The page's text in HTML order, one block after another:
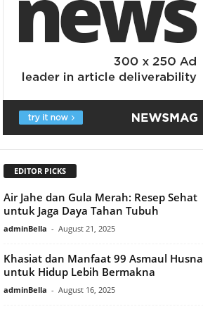
EDITOR PICKS
Air Jahe dan Gula Merah: Resep Sehat
untuk Jaga Daya Tahan Tubuh
adminBella - August 21, 2025
Khasiat dan Manfaat 99 Asmaul Husna
untuk Hidup Lebih Bermakna
adminBella - August 16, 2025